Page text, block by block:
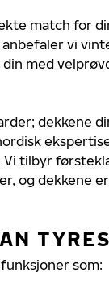
match for
vi
med
dekkene
tilbyr
og dekkene
som: